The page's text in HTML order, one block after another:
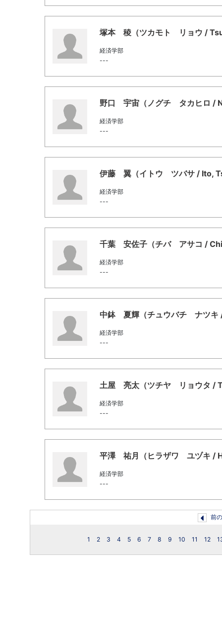
塚本 稜（ツカモト リョウ /
経済学部
---
野口 宇宙（ノグチ タカヒロ /
経済学部
---
伊藤 翼（イトウ ツバサ / Ito,
経済学部
---
千葉 安佐子（チバ アサコ /
経済学部
---
中鉢 夏輝（チュウバチ ナツキ
経済学部
---
土屋 亮太（ツチヤ リョウタ /
経済学部
---
平澤 祐月（ヒラザワ ユヅキ /
経済学部
---
前
1 2 3 4 5 6 7 8 9 10 11 12